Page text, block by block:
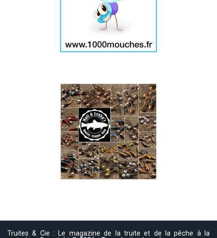
Truites & Cie : Le magazine de la truite et de la pêche à la